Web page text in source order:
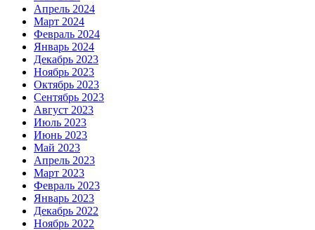
Апрель 2024
Март 2024
Февраль 2024
Январь 2024
Декабрь 2023
Ноябрь 2023
Октябрь 2023
Сентябрь 2023
Август 2023
Июль 2023
Июнь 2023
Май 2023
Апрель 2023
Март 2023
Февраль 2023
Январь 2023
Декабрь 2022
Ноябрь 2022